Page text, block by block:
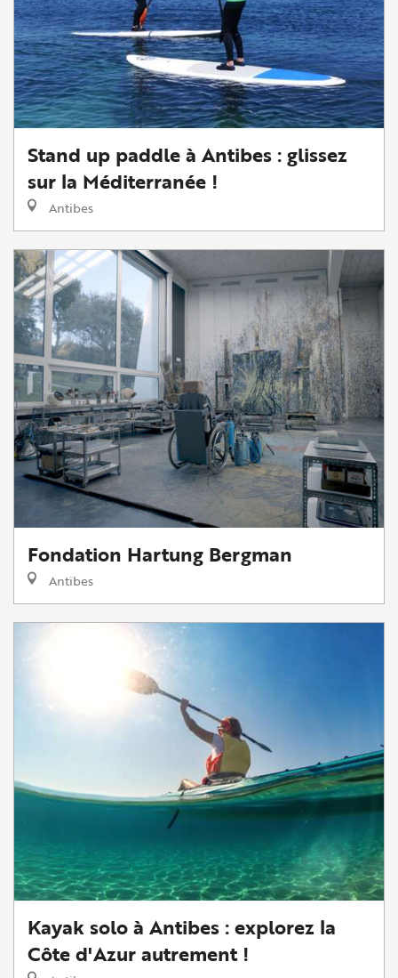
Stand up paddle à Antibes : glissez
sur la Méditerranée !
Antibes
Fondation Hartung Bergman
Antibes
Kayak solo à Antibes : explorez la
Côte d'Azur autrement !